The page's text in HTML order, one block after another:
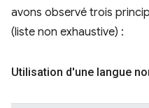
avons observé trois
(liste non exhaustive) :
Utilisation d'une langue